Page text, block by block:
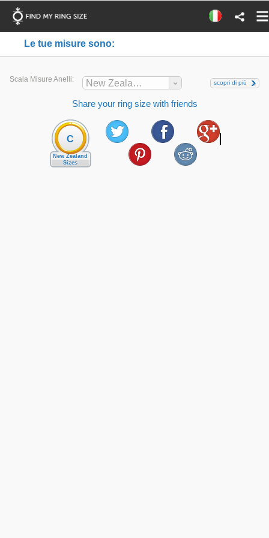
Le tue misure sono:
Scala Misure Anelli: New Zealand scopri di più
Share your ring size with friends
C
New Zealand
Sizes